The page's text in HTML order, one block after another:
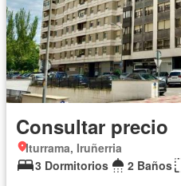
Consultar precio
Iturrama, Iruñerria
3 Dormitorios
2 Baños